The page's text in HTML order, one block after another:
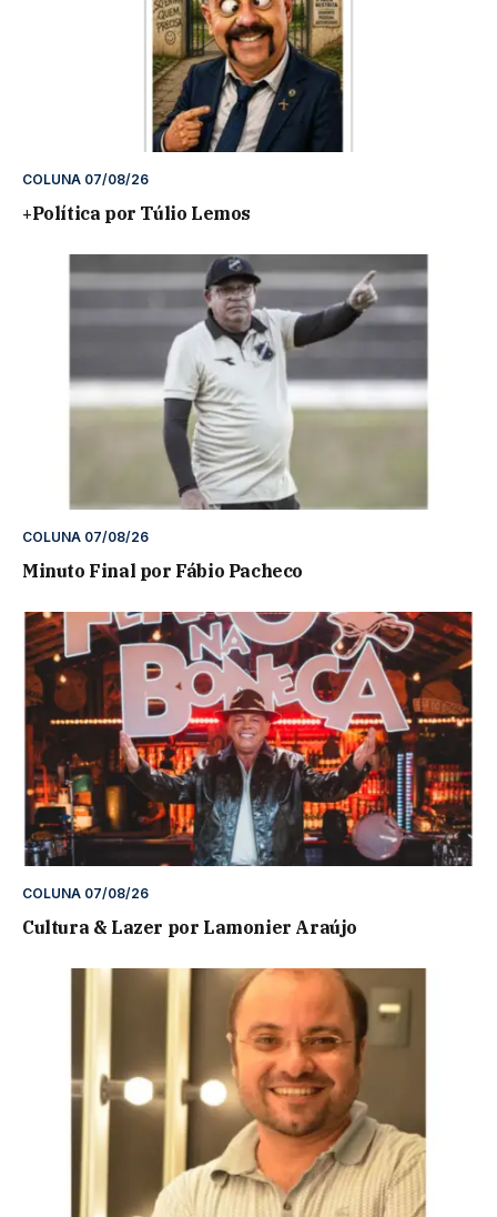
COLUNA 07/08/26
+Política por Túlio Lemos
COLUNA 07/08/26
Minuto Final por Fábio Pacheco
COLUNA 07/08/26
Cultura & Lazer por Lamonier Araújo